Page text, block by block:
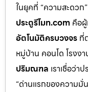
ในยุคที่ “ความสะดว
ประตูรีโมท.com คือ
อัตโนมัติครบวงจร ที่
หมู่บ้าน คอนโด โรงง
ปริมณฑล เราเชื่อว่า
“ด่านแรกของความ